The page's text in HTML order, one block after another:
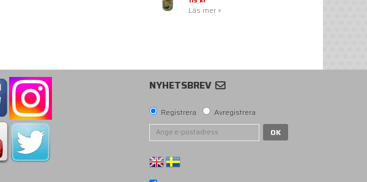
Läs mer »
NYHETSBREV
Registrera
Avregistrera
OK